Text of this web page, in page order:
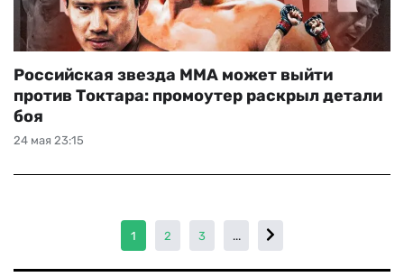
24 мая 23:15
Российская звезда ММА может выйти
против Токтара: промоутер раскрыл детали
боя
1 2 3 ...